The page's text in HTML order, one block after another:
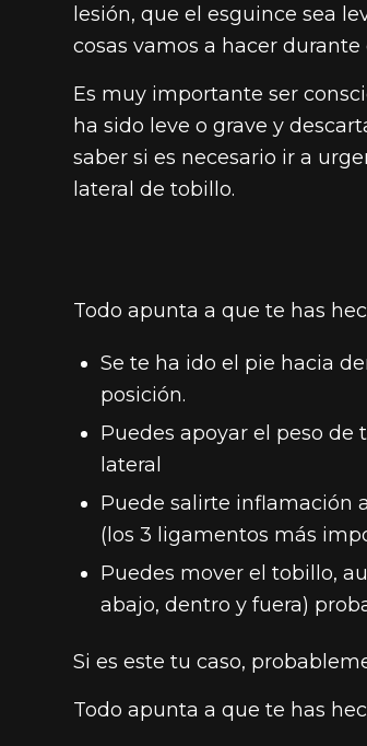
lesión, que el esguince sea
cosas vamos a hacer
Es muy importante ser
ha sido leve o grave y
saber si es necesario ir a
lateral de tobillo.
Todo apunta a que te has
Se te ha ido el pie hacia
posición.
Puedes apoyar el peso
lateral
Puede salirte inflamación
(los 3 ligamentos más
Puedes mover el tobillo,
abajo, dentro y fuera)
Si es este tu caso,
Todo apunta a que te has